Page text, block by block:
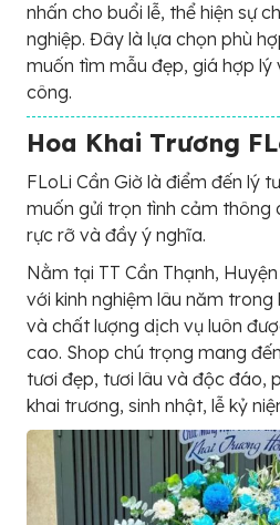
nhấn cho buổi lễ, thể hiện sự
nghiệp. Đây là lựa chọn phù
muốn tìm mẫu đẹp, giá hợp
công.
Hoa Khai Trương
FLoLi Cần Giờ là điểm đến lý
muốn gửi trọn tình cảm thông
rực rỡ và đầy ý nghĩa.
Nằm tại TT Cần Thạnh,
với kinh nghiệm lâu năm trong
và chất lượng dịch vụ luôn
cao. Shop chú trọng mang
tươi đẹp, tươi lâu và độc đáo,
khai trương, sinh nhật, lễ kỷ